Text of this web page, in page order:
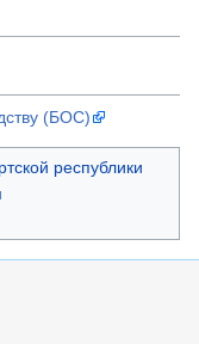
(БОС)
республики